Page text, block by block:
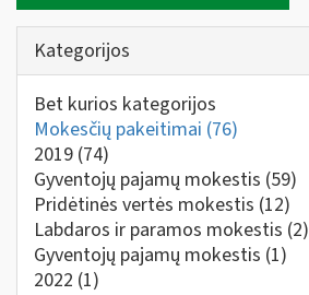
Kategorijos
Bet kurios kategorijos
Mokesčių pakeitimai (76)
2019 (74)
Gyventojų pajamų mokestis (59)
Pridėtinės vertės mokestis (12)
Labdaros ir paramos mokestis (2)
Gyventojų pajamų mokestis (1)
2022 (1)